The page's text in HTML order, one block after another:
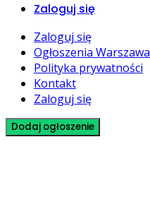
Zaloguj się
Zaloguj się
Ogłoszenia Warszawa
Polityka prywatności
Kontakt
Zaloguj się
Dodaj ogłoszenie